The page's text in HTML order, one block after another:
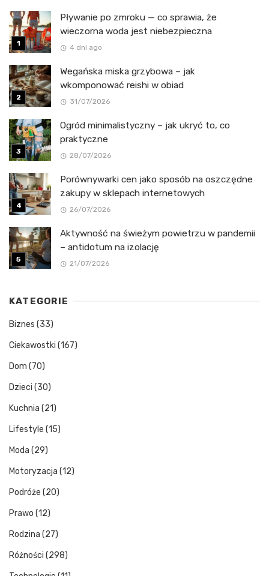
Pływanie po zmroku — co sprawia, że
wieczorna woda jest niebezpieczna
4 dni ago
Wegańska miska grzybowa – jak
wkomponować reishi w obiad
31/07/2026
Ogród minimalistyczny – jak ukryć to, co
praktyczne
28/07/2026
Porównywarki cen jako sposób na oszczędne
zakupy w sklepach internetowych
26/07/2026
Aktywność na świeżym powietrzu w pandemii
– antidotum na izolację
21/07/2026
KATEGORIE
Biznes (33)
Ciekawostki (167)
Dom (70)
Dzieci (30)
Kuchnia (21)
Lifestyle (15)
Moda (29)
Motoryzacja (12)
Podróże (20)
Prawo (12)
Rodzina (27)
Różności (298)